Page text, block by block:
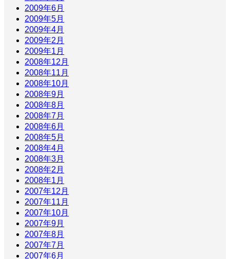
2009年6月
2009年5月
2009年4月
2009年2月
2009年1月
2008年12月
2008年11月
2008年10月
2008年9月
2008年8月
2008年7月
2008年6月
2008年5月
2008年4月
2008年3月
2008年2月
2008年1月
2007年12月
2007年11月
2007年10月
2007年9月
2007年8月
2007年7月
2007年6月